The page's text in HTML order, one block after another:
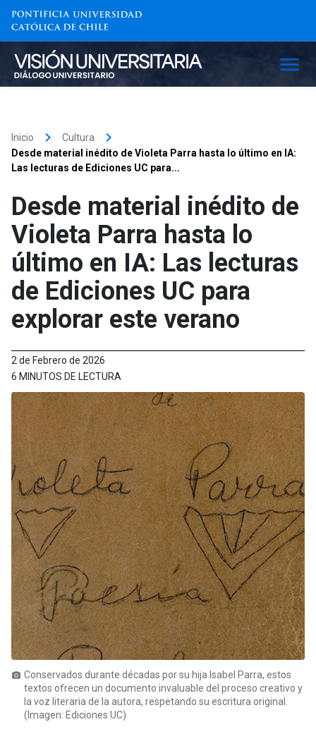
Inicio keyboard_arrow_right Cultura keyboard_arrow_right
Desde material inédito de Violeta Parra hasta lo último en IA:
Las lecturas de Ediciones UC para...
Desde material inédito de
Violeta Parra hasta lo
último en IA: Las lecturas
de Ediciones UC para
explorar este verano
2 de Febrero de 2026
6 MINUTOS DE LECTURA
photo_camera Conservados durante décadas por su hija Isabel Parra, estos
textos ofrecen un documento invaluable del proceso creativo y
la voz literaria de la autora, respetando su escritura original.
(Imagen: Ediciones UC)